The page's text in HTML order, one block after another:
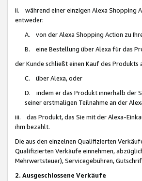
ii. während einer einzigen Alexa Shopping
entweder:
A. von der Alexa Shopping Action zu
B. eine Bestellung über Alexa für das
der Kunde schließt einen Kauf des
C. über Alexa, oder
D. indem er das Produkt innerhalb der
seiner erstmaligen Teilnahme an der
iii. das Produkt, das Sie mit der Alexa-
ihm bezahlt.
Die aus den einzelnen Qualifizierten
Qualifizierten Verkäufe einnehmen,
Mehrwertsteuer), Servicegebühren,
2. Ausgeschlossene Verkäufe